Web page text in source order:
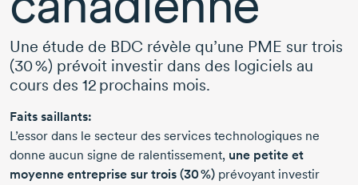
Une étude de BDC révèle qu’une PME sur trois
(30 %) prévoit investir dans des logiciels au
cours des 12 prochains mois.
Faits saillants:
L’essor dans le secteur des services technologiques ne
donne aucun signe de ralentissement, une petite et
moyenne entreprise sur trois (30 %) prévoyant investir